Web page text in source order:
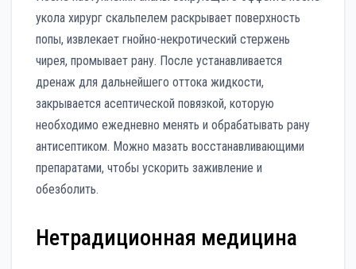
укола хирург скальпелем раскрывает поверхность
попы, извлекает гнойно-некротический стержень
чирея, промывает рану. После устанавливается
дренаж для дальнейшего оттока жидкости,
закрывается асептической повязкой, которую
необходимо ежедневно менять и обрабатывать рану
антисептиком. Можно мазать восстанавливающими
препаратами, чтобы ускорить заживление и
обезболить.
Нетрадиционная медицина